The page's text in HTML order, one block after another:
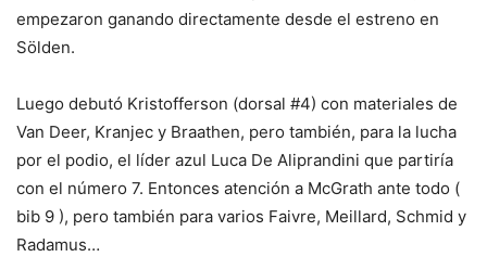
empezaron ganando directamente desde el estreno en
Sölden.
Luego debutó Kristofferson (dorsal #4) con materiales de
Van Deer, Kranjec y Braathen, pero también, para la lucha
por el podio, el líder azul Luca De Aliprandini que partiría
con el número 7. Entonces atención a McGrath ante todo (
bib 9 ), pero también para varios Faivre, Meillard, Schmid y
Radamus…